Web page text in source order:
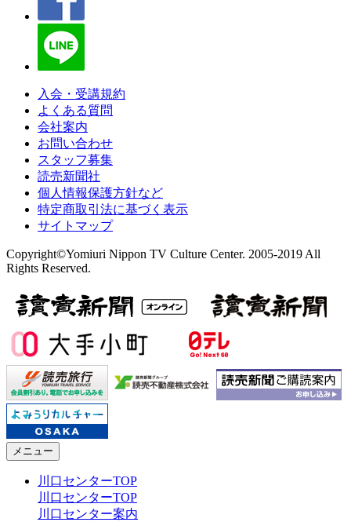
入会・受講規約
よくある質問
会社案内
お問い合わせ
スタッフ募集
読売新聞社
個人情報保護方針など
特定商取引法に基づく表示
サイトマップ
Copyright©Yomiuri Nippon TV Culture Center. 2005-2019 All
Rights Reserved.
メニュー
川口センターTOP
川口センターTOP
川口センター案内